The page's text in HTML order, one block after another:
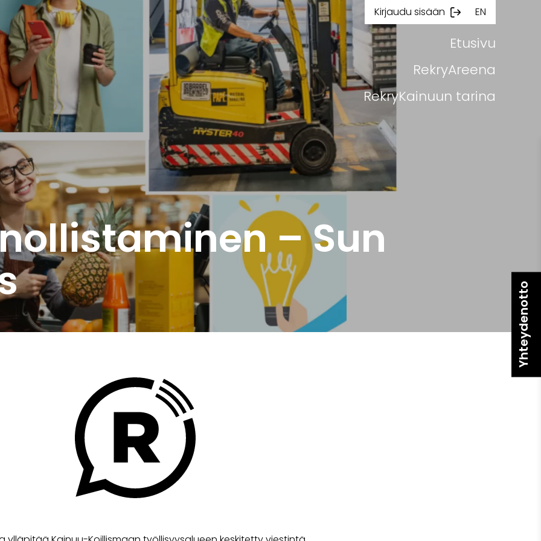
Kirjaudu sisään EN
Etusivu
RekryAreena
RekryKainuun tarina
– Sun
Yhteydenotto